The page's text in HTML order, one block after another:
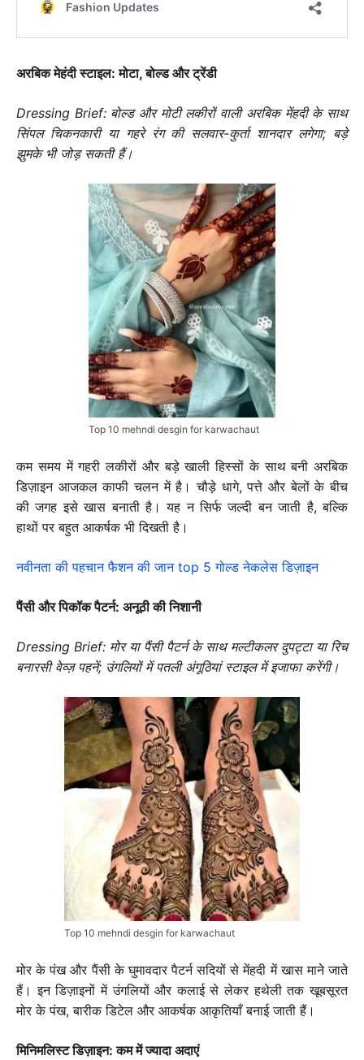
अरबिक मेहंदी स्टाइल: मोटा, बोल्ड और ट्रेंडी
Dressing Brief: बोल्ड और मोटी लकीरों वाली अरबिक मेंहदी के साथ
सिंपल चिकनकारी या गहरे रंग की सलवार-कुर्ता शानदार लगेगा; बड़े
झुमके भी जोड़ सकती हैं।
Top 10 mehndi desgin for karwachaut
कम समय में गहरी लकीरों और बड़े खाली हिस्सों के साथ बनी अरबिक
डिज़ाइन आजकल काफी चलन में है। चौड़े धागे, पत्ते और बेलों के बीच
की जगह इसे खास बनाती है। यह न सिर्फ जल्दी बन जाती है, बल्कि
हाथों पर बहुत आकर्षक भी दिखती है।
नवीनता की पहचान फैशन की जान top 5 गोल्ड नेकलेस डिज़ाइन
पैंसी और पिकॉक पैटर्न: अनूठी की निशानी
Dressing Brief: मोर या पैंसी पैटर्न के साथ मल्टीकलर दुपट्टा या रिच
बनारसी वेव्ज़ पहनें; उंगलियों में पतली अंगूठियां स्टाइल में इजाफा करेंगी।
Top 10 mehndi desgin for karwachaut
मोर के पंख और पैंसी के घुमावदार पैटर्न सदियों से मेंहदी में खास माने जाते
हैं। इन डिज़ाइनों में उंगलियों और कलाई से लेकर हथेली तक खूबसूरत
मोर के पंख, बारीक डिटेल और आकर्षक आकृतियाँ बनाई जाती हैं।
मिनिमलिस्ट डिज़ाइन: कम में ज्यादा अदाएं